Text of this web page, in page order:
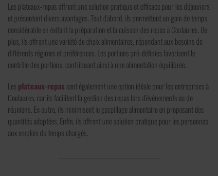
Les plateaux-repas offrent une solution pratique et efficace pour les déjeuners
et présentent divers avantages. Tout d'abord, ils permettent un gain de temps
considérable en évitant la préparation et la cuisson des repas à Coulaures. De
plus, ils offrent une variété de choix alimentaires, répondant aux besoins de
différents régimes et préférences. Les portions pré-définies favorisent le
contrôle des portions, contribuant ainsi à une alimentation équilibrée.
Les plateaux-repas sont également une option idéale pour les entreprises à
Coulaures, car ils facilitent la gestion des repas lors d'événements ou de
réunions. En outre, ils minimisent le gaspillage alimentaire en proposant des
quantités adaptées. Enfin, ils offrent une solution pratique pour les personnes
aux emplois du temps chargés.